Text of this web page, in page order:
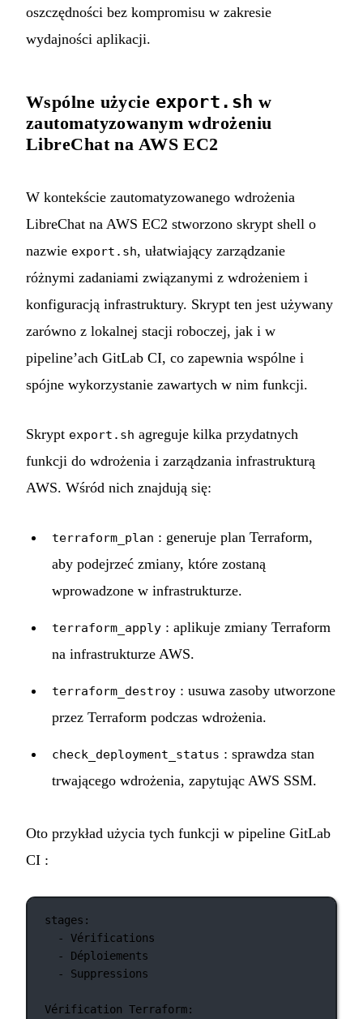
oszczędności bez kompromisu w zakresie
wydajności aplikacji.
Wspólne użycie export.sh w
zautomatyzowanym wdrożeniu
LibreChat na AWS EC2
W kontekście zautomatyzowanego wdrożenia
LibreChat na AWS EC2 stworzono skrypt shell o
nazwie export.sh, ułatwiający zarządzanie
różnymi zadaniami związanymi z wdrożeniem i
konfiguracją infrastruktury. Skrypt ten jest używany
zarówno z lokalnej stacji roboczej, jak i w
pipeline’ach GitLab CI, co zapewnia wspólne i
spójne wykorzystanie zawartych w nim funkcji.
Skrypt export.sh agreguje kilka przydatnych
funkcji do wdrożenia i zarządzania infrastrukturą
AWS. Wśród nich znajdują się:
terraform_plan : generuje plan Terraform,
aby podejrzeć zmiany, które zostaną
wprowadzone w infrastrukturze.
terraform_apply : aplikuje zmiany Terraform
na infrastrukturze AWS.
terraform_destroy : usuwa zasoby utworzone
przez Terraform podczas wdrożenia.
check_deployment_status : sprawdza stan
trwającego wdrożenia, zapytując AWS SSM.
Oto przykład użycia tych funkcji w pipeline GitLab
CI :
stages :
- Vérifications
- Déploiements
- Suppressions
Vérification Terraform: